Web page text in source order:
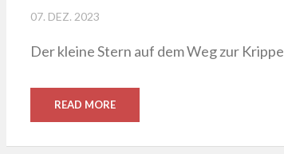
POSTED
07. DEZ. 2023
Der kleine Stern auf dem Weg zur Krippe
READ MORE